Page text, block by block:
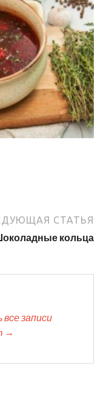
СТАТЬЯ
кольца
записи
→